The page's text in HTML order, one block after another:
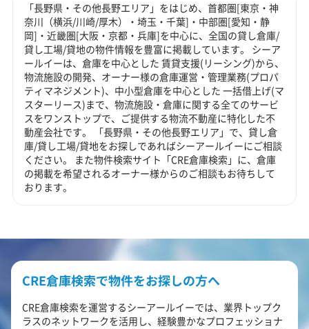
「長野県・その他長野エリア」をはじめ、首都圏[東京・神
奈川（横浜/川崎/厚木）・埼玉・千葉]・中部圏[愛知・静
岡]・近畿圏[大阪・京都・兵庫]を中心に、全国の貸し倉庫/
貸し工場/貸地の物件情報を豊富に掲載しています。 シーア
ールイーは、倉庫を中心とした 賃貸支援(リーシング)から、
物流施設の開発、オーナー様の倉庫運営・管理業務(プロパ
ティマネジメント)、中小型倉庫を中心とした 一括借上げ(マ
スターリース)まで、物流施設・倉庫に関する全てのサービ
スをワンストップで、ご提供する物流不動産に特化した不
動産会社です。 「長野県・その他長野エリア」で、貸し倉
庫/貸し工場/貸地をお探しであればシーアールイーにご相談
ください。 また物件検索サイト「CRE倉庫検索」に、倉庫
の掲載を希望されるオーナー様からのご相談もお待ちして
おります。
CRE倉庫検索で物件をお探しの方へ
CRE倉庫検索を運営するシーアールイーでは、業界トップク
ラスのネットワークを活用し、経験豊かなプロフェッショナ